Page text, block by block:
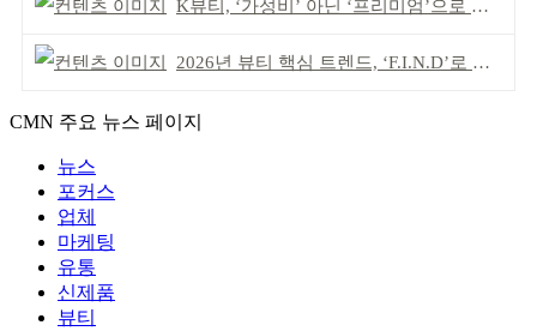
K뷰티, ‘가성비’ 아닌 ‘프리미엄’으로 승부걸어야
2026년 뷰티 핵심 트렌드, ‘F.I.N.D’로 읽는다
CMN 주요 뉴스 페이지
뉴스
포커스
업체
마케팅
유통
신제품
뷰티